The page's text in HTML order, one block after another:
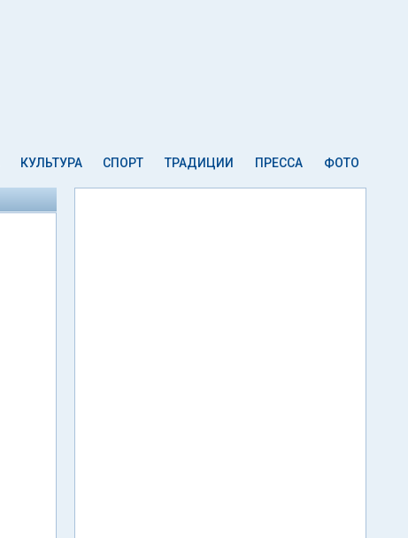
КУЛЬТУРА СПОРТ ТРАДИЦИИ ПРЕССА ФОТО